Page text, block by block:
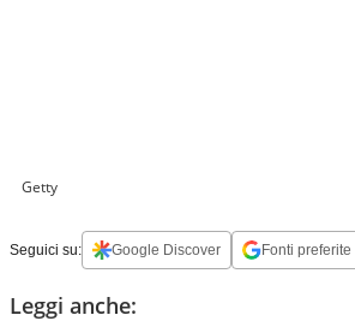
Getty
Seguici su: Google Discover Fonti preferite
Leggi anche: